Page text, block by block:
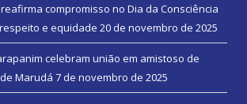
compromisso no Dia da Consciência
e equidade 20 de novembro de 2025
celebram união em amistoso de
Marudá 7 de novembro de 2025